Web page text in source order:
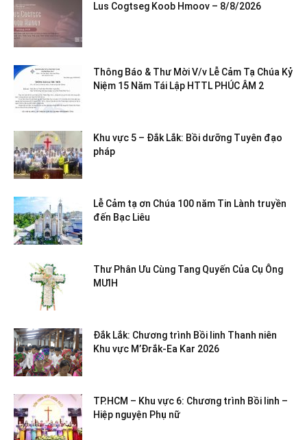
Lus Cogtseg Koob Hmoov – 8/8/2026
Thông Báo & Thư Mời V/v Lễ Cảm Tạ Chúa Kỷ
Niệm 15 Năm Tái Lập HTTL PHÚC ÂM 2
Khu vực 5 – Đắk Lắk: Bồi dưỡng Tuyên đạo
pháp
Lễ Cảm tạ ơn Chúa 100 năm Tin Lành truyền
đến Bạc Liêu
Thư Phân Ưu Cùng Tang Quyến Của Cụ Ông
MƯIH
Đắk Lắk: Chương trình Bồi linh Thanh niên
Khu vực M’Đrắk-Ea Kar 2026
TP.HCM – Khu vực 6: Chương trình Bồi linh –
Hiệp nguyện Phụ nữ